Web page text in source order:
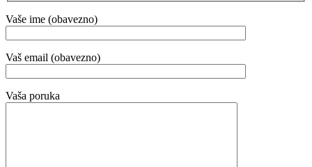
Vaše ime (obavezno)
Vaš email (obavezno)
Vaša poruka